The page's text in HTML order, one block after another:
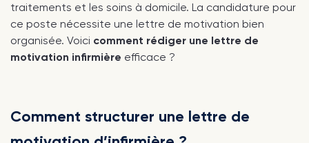
traitements et les soins à domicile. La candidature pour
ce poste nécessite une lettre de motivation bien
organisée. Voici comment rédiger une lettre de
motivation infirmière efficace ?
Comment structurer une lettre de